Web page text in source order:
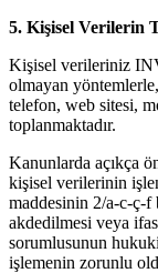
5. Kişisel Verilerin
Kişisel verileriniz
olmayan
telefon, web sitesi,
toplanmaktadır.
Kanunlarda açıkça
kişisel verilerinin
maddesinin 2/a-c-ç-f
akdedilmesi veya
sorumlusunun
işlemenin zorunlu